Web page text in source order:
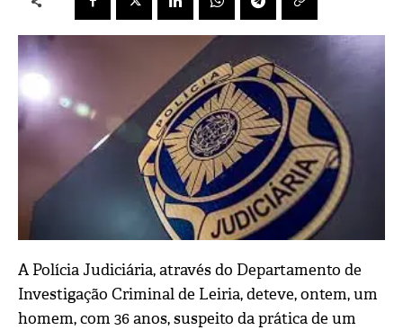
A Polícia Judiciária, através do Departamento de
Investigação Criminal de Leiria, deteve, ontem, um
homem, com 36 anos, suspeito da prática de um